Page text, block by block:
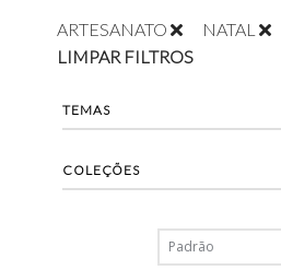
ARTESANATO NATAL
LIMPAR FILTROS
TEMAS
COLEÇÕES